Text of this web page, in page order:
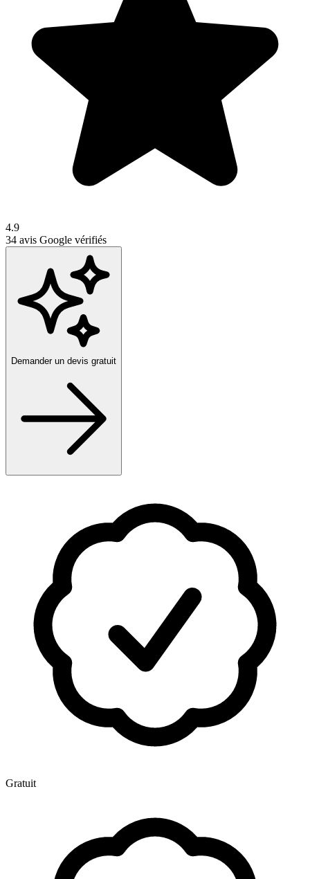
4.9
34 avis Google vérifiés
Demander un devis gratuit
Gratuit